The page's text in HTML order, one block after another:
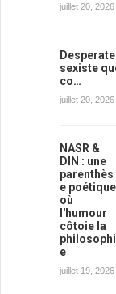
juillet 20, 2026
sexiste
co…
juillet 20, 2026
NASR &
DIN : une
parenthès
e poétique
où
l'humour
côtoie la
philosophi
e
juillet 19, 2026